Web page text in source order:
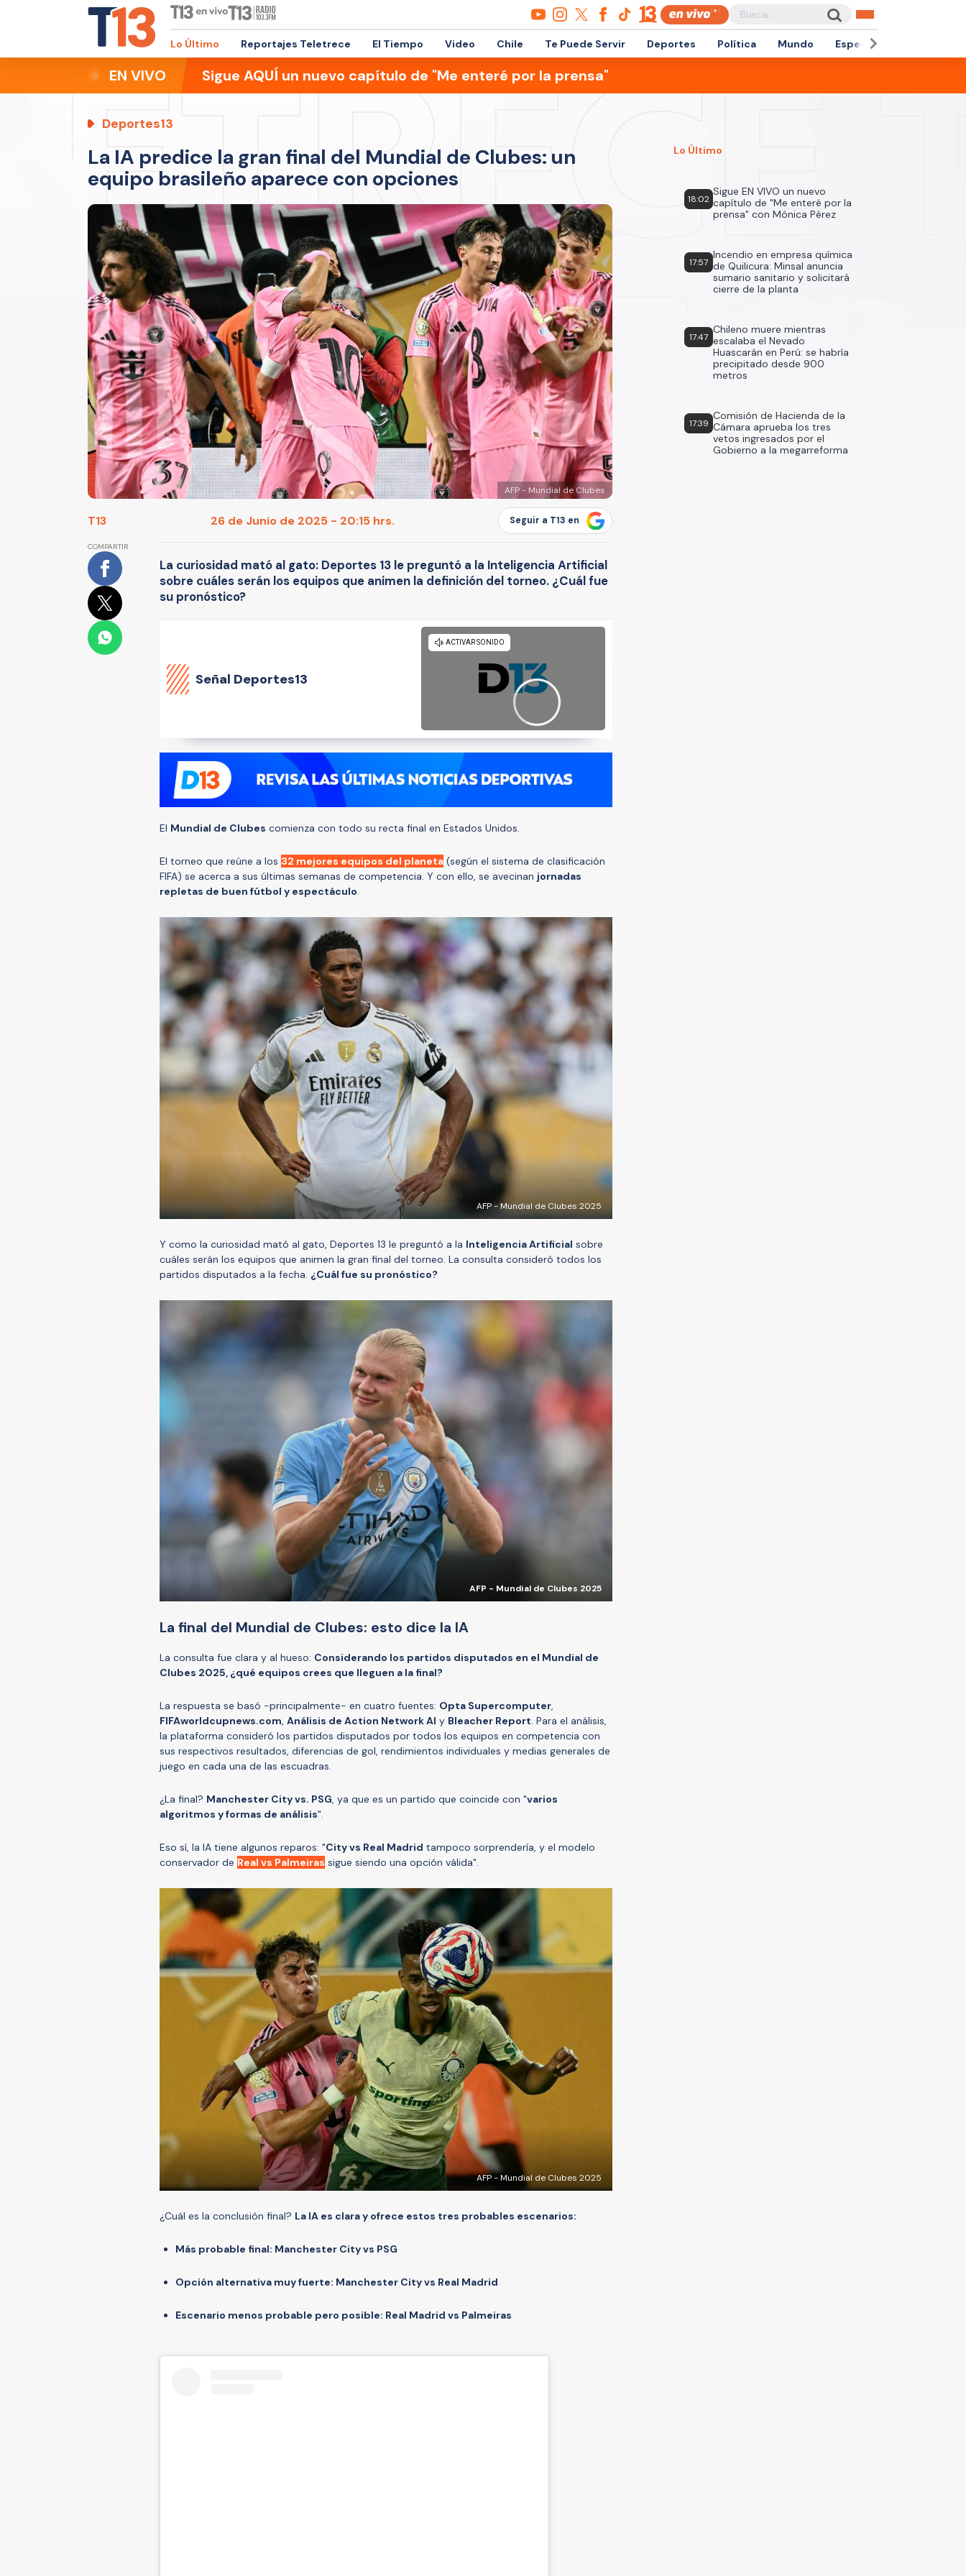
Lo Último Reportajes Teletrece El Tiempo Video Chile Te Puede Servir Deportes Política Mundo Espectáculos
EN VIVO Sigue AQUÍ un nuevo capítulo de "Me enteré por la prensa"
Deportes13
La IA predice la gran final del Mundial de Clubes: un
equipo brasileño aparece con opciones
AFP - Mundial de Clubes
T13 26 de Junio de 2025 - 20:15 hrs. Seguir a T13 en
COMPARTIR
La curiosidad mató al gato: Deportes 13 le preguntó a la Inteligencia Artificial
sobre cuáles serán los equipos que animen la definición del torneo. ¿Cuál fue
su pronóstico?
Señal Deportes13
El Mundial de Clubes comienza con todo su recta final en Estados Unidos.
El torneo que reúne a los 32 mejores equipos del planeta (según el sistema de clasificación
FIFA) se acerca a sus últimas semanas de competencia. Y con ello, se avecinan jornadas
repletas de buen fútbol y espectáculo.
AFP - Mundial de Clubes 2025
Y como la curiosidad mató al gato, Deportes 13 le preguntó a la Inteligencia Artificial sobre
cuáles serán los equipos que animen la gran final del torneo. La consulta consideró todos los
partidos disputados a la fecha. ¿Cuál fue su pronóstico?
AFP - Mundial de Clubes 2025
La final del Mundial de Clubes: esto dice la IA
La consulta fue clara y al hueso: Considerando los partidos disputados en el Mundial de
Clubes 2025, ¿qué equipos crees que lleguen a la final?
La respuesta se basó -principalmente- en cuatro fuentes: Opta Supercomputer,
FIFAworldcupnews.com, Análisis de Action Network AI y Bleacher Report. Para el análisis,
la plataforma consideró los partidos disputados por todos los equipos en competencia con
sus respectivos resultados, diferencias de gol, rendimientos individuales y medias generales de
juego en cada una de las escuadras.
¿La final? Manchester City vs. PSG, ya que es un partido que coincide con "varios
algoritmos y formas de análisis".
Eso sí, la IA tiene algunos reparos: "City vs Real Madrid tampoco sorprendería, y el modelo
conservador de Real vs Palmeiras sigue siendo una opción válida".
AFP - Mundial de Clubes 2025
¿Cuál es la conclusión final? La IA es clara y ofrece estos tres probables escenarios:
Más probable final: Manchester City vs PSG
Opción alternativa muy fuerte: Manchester City vs Real Madrid
Escenario menos probable pero posible: Real Madrid vs Palmeiras
Lo Último
18:02
Sigue EN VIVO un nuevo
capítulo de "Me enteré por la
prensa" con Mónica Pérez
17:57
Incendio en empresa química
de Quilicura: Minsal anuncia
sumario sanitario y solicitará
cierre de la planta
17:47
Chileno muere mientras
escalaba el Nevado
Huascarán en Perú: se habría
precipitado desde 900
metros
17:39
Comisión de Hacienda de la
Cámara aprueba los tres
vetos ingresados por el
Gobierno a la megarreforma